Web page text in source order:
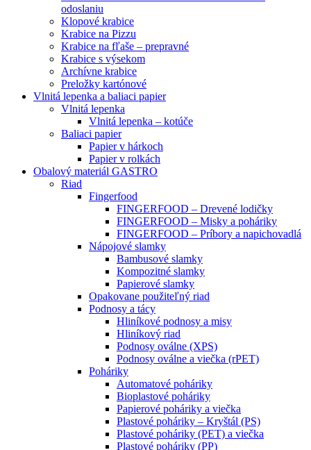
odoslaniu
Klopové krabice
Krabice na Pizzu
Krabice na fľaše – prepravné
Krabice s výsekom
Archívne krabice
Preložky kartónové
Vlnitá lepenka a baliaci papier
Vlnitá lepenka
Vlnitá lepenka – kotúče
Baliaci papier
Papier v hárkoch
Papier v rolkách
Obalový materiál GASTRO
Riad
Fingerfood
FINGERFOOD – Drevené lodičky
FINGERFOOD – Misky a poháriky
FINGERFOOD – Príbory a napichovadlá
Nápojové slamky
Bambusové slamky
Kompozitné slamky
Papierové slamky
Opakovane použiteľný riad
Podnosy a tácy
Hliníkové podnosy a misy
Hliníkový riad
Podnosy oválne (XPS)
Podnosy oválne a viečka (rPET)
Poháriky
Automatové poháriky
Bioplastové poháriky
Papierové poháriky a viečka
Plastové poháriky – Kryštál (PS)
Plastové poháriky (PET) a viečka
Plastové poháriky (PP)